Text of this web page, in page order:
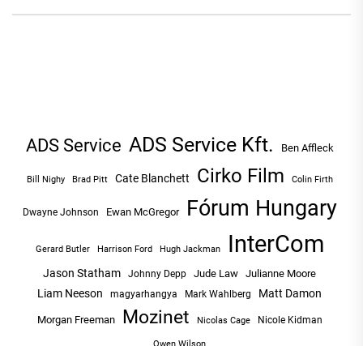
ADS Service ADS Service Kft. Ben Affleck
Bill Nighy Brad Pitt Cate Blanchett Cirko Film Colin Firth
Dwayne Johnson Ewan McGregor Fórum Hungary
Gerard Butler Harrison Ford Hugh Jackman InterCom
Jason Statham Johnny Depp Jude Law Julianne Moore
Liam Neeson magyarhangya Mark Wahlberg Matt Damon
Morgan Freeman Mozinet Nicolas Cage Nicole Kidman
Owen Wilson